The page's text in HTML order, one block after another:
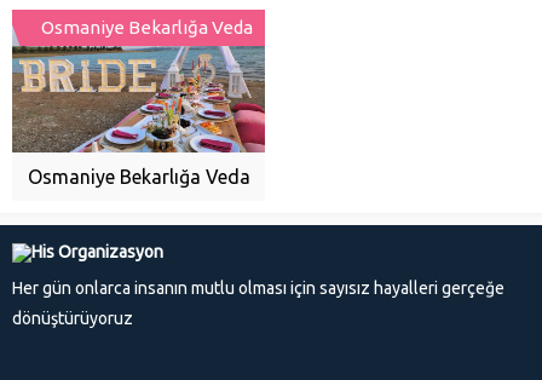
Osmaniye Bekarlığa Veda
Osmaniye Bekarlığa Veda
Her gün onlarca insanın mutlu olması için sayısız hayalleri gerçeğe
dönüştürüyoruz